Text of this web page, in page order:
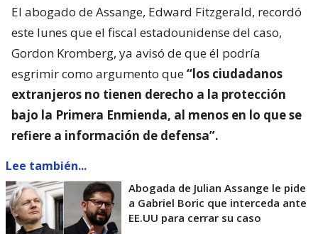
El abogado de Assange, Edward Fitzgerald, recordó
este lunes que el fiscal estadounidense del caso,
Gordon Kromberg, ya avisó de que él podría
esgrimir como argumento que“los ciudadanos
extranjeros no tienen derecho a la protección
bajo la Primera Enmienda, al menos en lo que se
refiere a información de defensa”.
Lee también...
Abogada de Julian Assange le pide
a Gabriel Boric que interceda ante
EE.UU para cerrar su caso